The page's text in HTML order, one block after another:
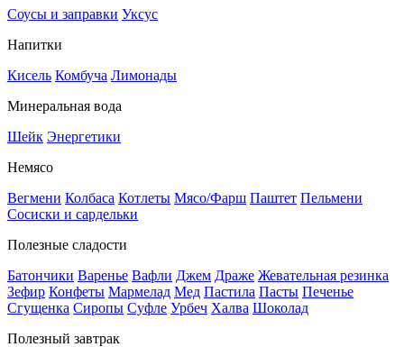
Соусы и заправки Уксус
Напитки
Кисель Комбуча Лимонады
Минеральная вода
Шейк Энергетики
Немясо
Вегмени Колбаса Котлеты Мясо/Фарш Паштет Пельмени
Сосиски и сардельки
Полезные сладости
Батончики Варенье Вафли Джем Драже Жевательная резинка
Зефир Конфеты Мармелад Мед Пастила Пасты Печенье
Сгущенка Сиропы Суфле Урбеч Халва Шоколад
Полезный завтрак